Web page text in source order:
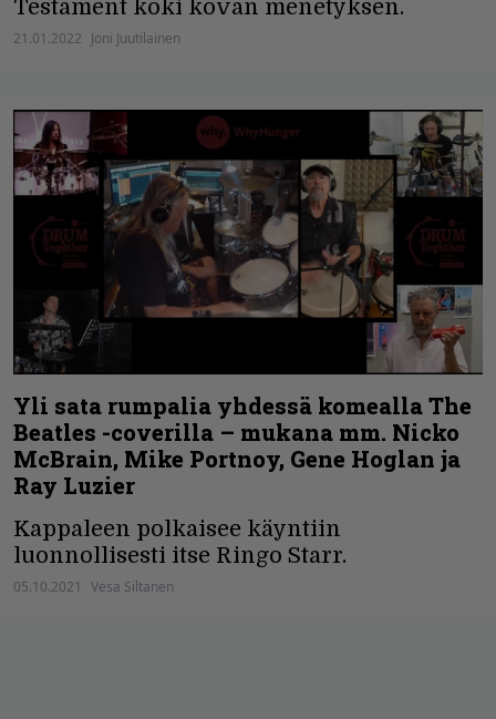
Testament koki kovan menetyksen.
21.01.2022 Joni Juutilainen
Yli sata rumpalia yhdessä komealla The
Beatles -coverilla – mukana mm. Nicko
McBrain, Mike Portnoy, Gene Hoglan ja
Ray Luzier
Kappaleen polkaisee käyntiin
luonnollisesti itse Ringo Starr.
05.10.2021 Vesa Siltanen